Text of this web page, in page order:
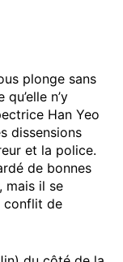
plonge sans
n’y
Han Yeo
dissensions
et la police.
de bonnes
mais il se
conflit de